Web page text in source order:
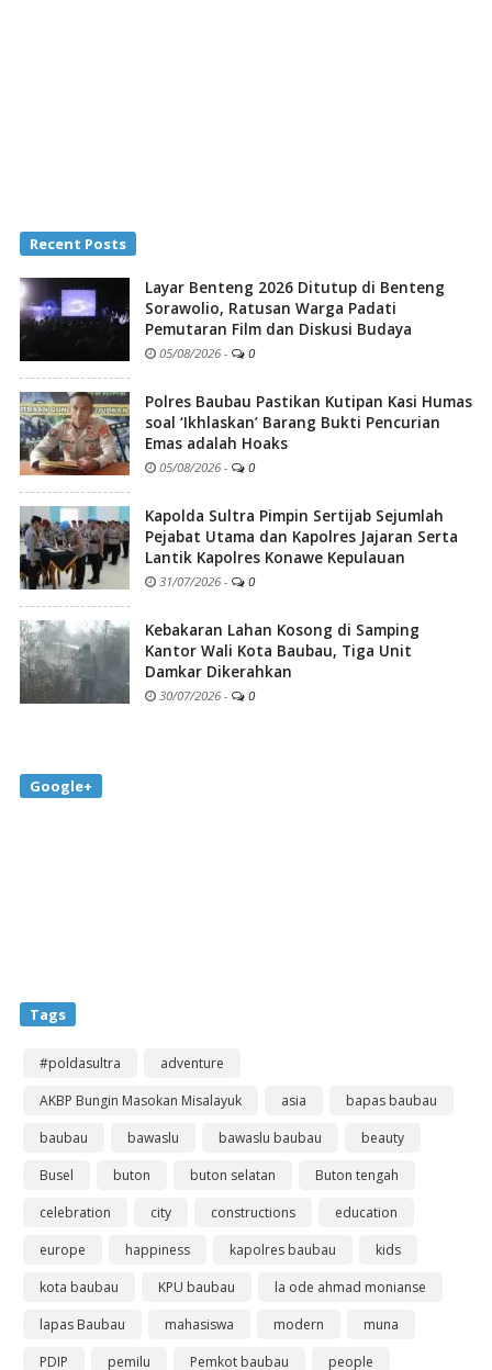
Recent Posts
Layar Benteng 2026 Ditutup di Benteng
Sorawolio, Ratusan Warga Padati
Pemutaran Film dan Diskusi Budaya
05/08/2026 - 0
Polres Baubau Pastikan Kutipan Kasi Humas
soal ‘Ikhlaskan’ Barang Bukti Pencurian
Emas adalah Hoaks
05/08/2026 - 0
Kapolda Sultra Pimpin Sertijab Sejumlah
Pejabat Utama dan Kapolres Jajaran Serta
Lantik Kapolres Konawe Kepulauan
31/07/2026 - 0
Kebakaran Lahan Kosong di Samping
Kantor Wali Kota Baubau, Tiga Unit
Damkar Dikerahkan
30/07/2026 - 0
Google+
Tags
#poldasultra
adventure
AKBP Bungin Masokan Misalayuk
asia
bapas baubau
baubau
bawaslu bawaslu baubau
beauty
Busel
buton buton selatan
Buton tengah
celebration
city constructions
education
europe
happiness kapolres baubau
kids
kota baubau
KPU baubau
la ode ahmad monianse
lapas Baubau
mahasiswa modern
muna
PDIP
pemilu Pemkot baubau
people